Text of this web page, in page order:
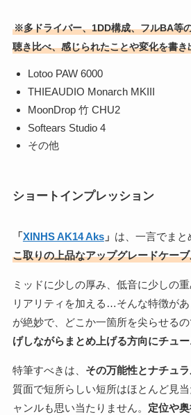
※多ドライバー、1DD構成、フルBA等
聴き比べ、感じられたことや変化を書き
Lotoo PAW 6000
THIEAUDIO Monarch MKIII
MoonDrop 竹 CHU2
Softears Studio 4
その他
ショートインプレッション
「XINHS AK14 Aks」 は、一言でまと
こ取りの上品なアップグレードケー
ミッドに少しの厚み、低音に少しの
リアリティを加える…そんな特徴が
が絶妙で、どこか一箇所を尖らせるの
げしながらまとめ上げる方向にチュー
特筆すべきは、 その万能性とナチュラ
質面で短所らしい短所はほとんど見
ャンルも思い当たりません。 定位や